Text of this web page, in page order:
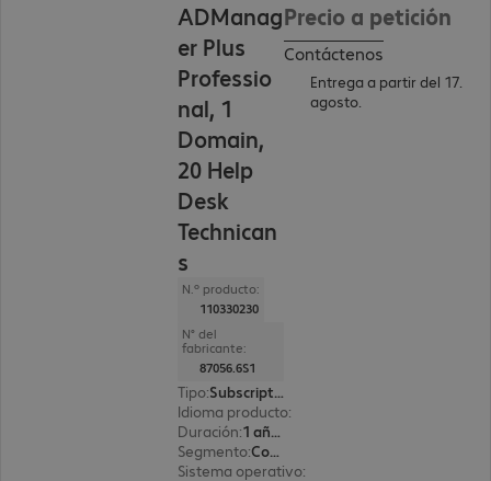
ADManag
er Plus
Professio
nal, 1
Domain,
20 Help
Desk
Technican
s
N.º producto:
110330230
N° del
fabricante:
87056.6S1
Tipo:
Subscription
Idioma producto:
Duración:
1 año(s)
Segmento:
Corporate
Sistema operativo:
Precio a petición
Contáctenos
Entrega a partir del 17.
agosto.